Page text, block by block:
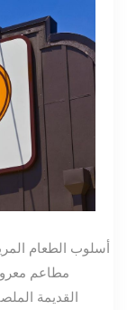
مطاعم
القديمة